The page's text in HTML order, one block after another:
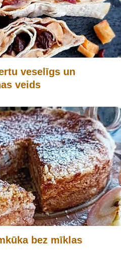
veselīgs un
veids
bez mīklas